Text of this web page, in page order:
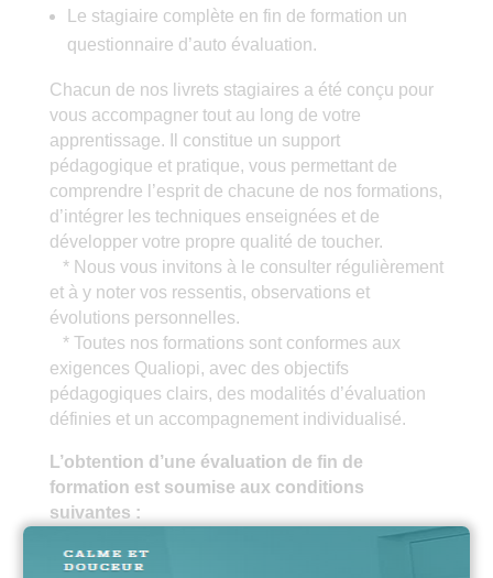
Le stagiaire complète en fin de formation un
questionnaire d’auto évaluation.
Chacun de nos livrets stagiaires a été conçu pour
vous accompagner tout au long de votre
apprentissage. Il constitue un support
pédagogique et pratique, vous permettant de
comprendre l’esprit de chacune de nos formations,
d’intégrer les techniques enseignées et de
développer votre propre qualité de toucher.
* Nous vous invitons à le consulter régulièrement
et à y noter vos ressentis, observations et
évolutions personnelles.
* Toutes nos formations sont conformes aux
exigences Qualiopi, avec des objectifs
pédagogiques clairs, des modalités d’évaluation
définies et un accompagnement individualisé.
L’obtention d’une évaluation de fin de
formation est soumise aux conditions
suivantes :
Avoir suivi toutes les heures de formation
Avoir réalisé des entrainements personnels